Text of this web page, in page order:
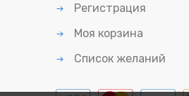
Регистрация
Моя корзина
Список желаний